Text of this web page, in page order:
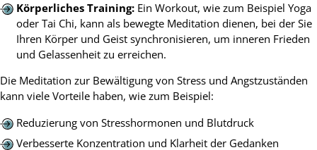
Körperliches Training:Ein Workout, wie zum Beispiel Yoga
oder Tai Chi, kann als bewegte Meditation dienen, bei der Sie
Ihren Körper und Geist synchronisieren, um inneren Frieden
und Gelassenheit zu erreichen.
Die Meditation zur Bewältigung von Stress und Angstzuständen
kann viele Vorteile haben, wie zum Beispiel:
Reduzierung von Stresshormonen und Blutdruck
Verbesserte Konzentration und Klarheit der Gedanken